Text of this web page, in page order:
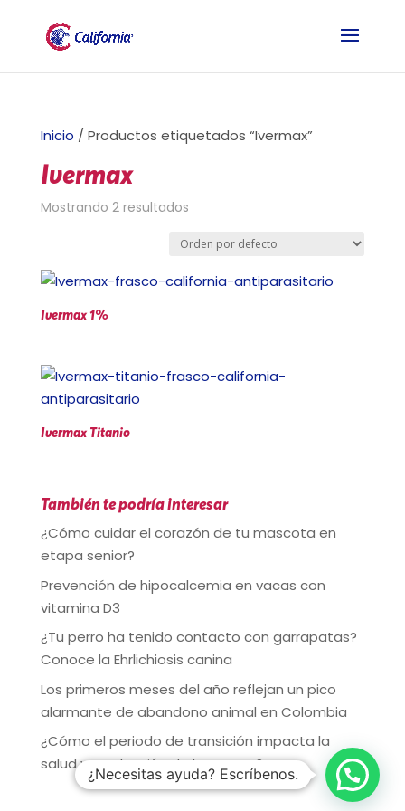
Inicio / Productos etiquetados “Ivermax”
Ivermax
Mostrando 2 resultados
Ivermax 1%
Ivermax Titanio
También te podría interesar
¿Cómo cuidar el corazón de tu mascota en
etapa senior?
Prevención de hipocalcemia en vacas con
vitamina D3
¿Tu perro ha tenido contacto con garrapatas?
Conoce la Ehrlichiosis canina
Los primeros meses del año reflejan un pico
alarmante de abandono animal en Colombia
¿Cómo el periodo de transición impacta la
salud y producción de las vacas?
¿Necesitas ayuda? Escríbenos.